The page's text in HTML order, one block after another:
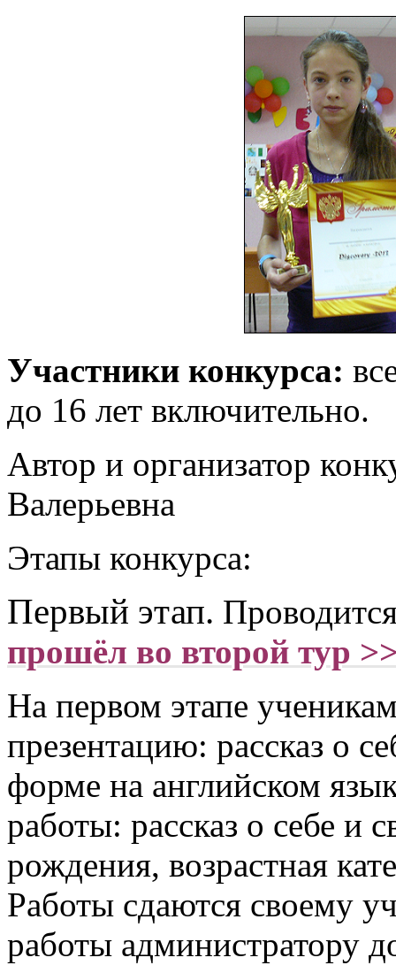
Участники конкурса:
до 16 лет включительно.
Автор и организатор
Валерьевна
Этапы конкурса:
Первый этап.
прошёл во второй тур
На первом этапе
презентацию: рассказ о
форме на английском
работы: рассказ о себе и
рождения, возрастная
Работы сдаются своему
работы администратору